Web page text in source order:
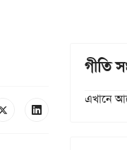
গীতি
এখানে